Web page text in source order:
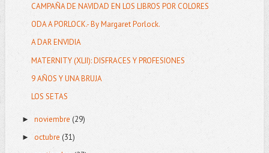
CAMPAÑA DE NAVIDAD EN LOS LIBROS POR COLORES
ODA A PORLOCK.- By Margaret Porlock.
A DAR ENVIDIA
MATERNITY (XLII): DISFRACES Y PROFESIONES
9 AÑOS Y UNA BRUJA
LOS SETAS
► noviembre (29)
► octubre (31)